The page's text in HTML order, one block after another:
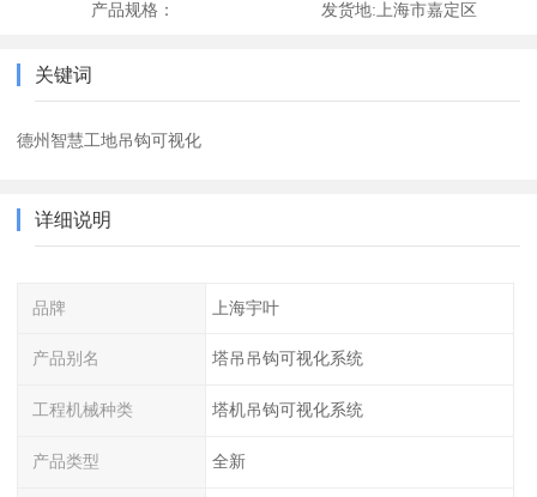
产品规格： 发货地:上海市嘉定区
关键词
德州智慧工地吊钩可视化
详细说明
品牌 上海宇叶
产品别名 塔吊吊钩可视化系统
工程机械种类 塔机吊钩可视化系统
产品类型 全新